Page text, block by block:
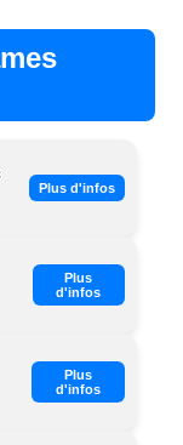
Plus d'infos
Plus
d'infos
Plus
d'infos